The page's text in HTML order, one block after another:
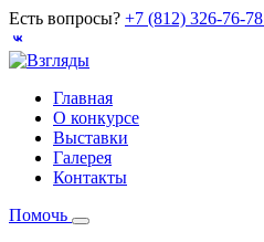
Есть вопросы? +7 (812) 326-76-78
Главная
О конкурсе
Выставки
Галерея
Контакты
Помочь